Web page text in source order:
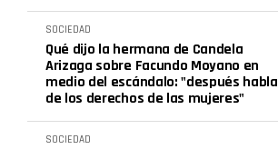
SOCIEDAD
Qué dijo la hermana de Candela
Arizaga sobre Facundo Moyano en
medio del escándalo: "después habla
de los derechos de las mujeres"
SOCIEDAD